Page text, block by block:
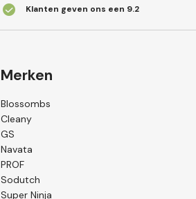
Klanten geven ons een 9.2
Merken
Blossombs
Cleany
GS
Navata
PROF
Sodutch
Super Ninja